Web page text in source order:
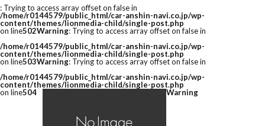
: Trying to access array offset on false in
/home/r0144579/public_html/car-anshin-navi.co.jp/wp-
content/themes/lionmedia-child/single-post.php
on line502Warning: Trying to access array offset on false in
/home/r0144579/public_html/car-anshin-navi.co.jp/wp-
content/themes/lionmedia-child/single-post.php
on line503Warning: Trying to access array offset on false in
/home/r0144579/public_html/car-anshin-navi.co.jp/wp-
content/themes/lionmedia-child/single-post.php
on line504 Warning